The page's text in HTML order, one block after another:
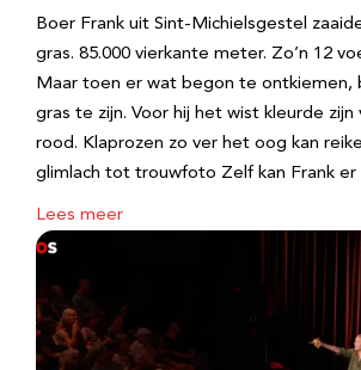
Boer Frank uit Sint-Michielsgestel
gras. 85.000 vierkante meter. Zo’n 12
Maar toen er wat begon te ontkiemen,
gras te zijn. Voor hij het wist kleurde zijn
rood. Klaprozen zo ver het oog kan
glimlach tot trouwfoto Zelf kan Frank
Lees meer